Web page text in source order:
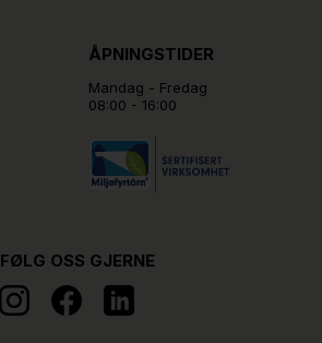
ÅPNINGSTIDER
Mandag - Fredag
08:00 - 16:00
FØLG OSS GJERNE